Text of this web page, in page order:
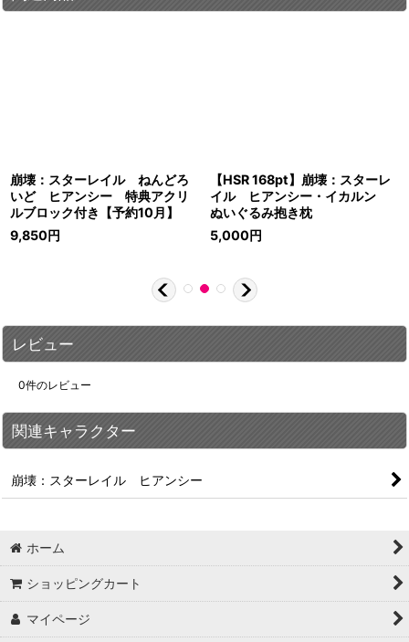
崩壊：スターレイル ねんどろ
いど ヒアンシー 特典アクリ
ルブロック付き【予約10月】
9,850円
【HSR 168pt】崩壊：スターレ
イル ヒアンシー・イカルン
ぬいぐるみ抱き枕
5,000円
レビュー
0件のレビュー
関連キャラクター
崩壊：スターレイル ヒアンシー
ホーム
ショッピングカート
マイページ